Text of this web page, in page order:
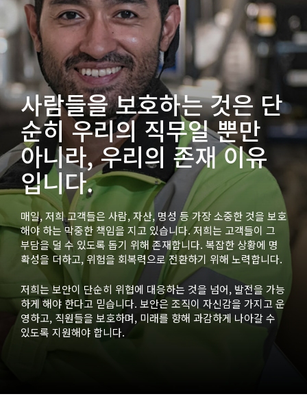
사람들을 보호하는 것은 단
순히 우리의 직무일 뿐만
아니라, 우리의 존재 이유
입니다.
매일, 저희 고객들은 사람, 자산, 명성 등 가장 소중한 것을 보호
해야 하는 막중한 책임을 지고 있습니다. 저희는 고객들이 그
부담을 덜 수 있도록 돕기 위해 존재합니다. 복잡한 상황에 명
확성을 더하고, 위험을 회복력으로 전환하기 위해 노력합니다.
저희는 보안이 단순히 위협에 대응하는 것을 넘어, 발전을 가능
하게 해야 한다고 믿습니다. 보안은 조직이 자신감을 가지고 운
영하고, 직원들을 보호하며, 미래를 향해 과감하게 나아갈 수
있도록 지원해야 합니다.